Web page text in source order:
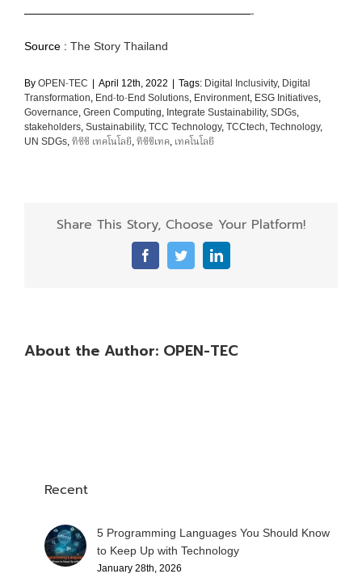
————————————————————-
Source : The Story Thailand
ByOPEN-TEC | April 12th, 2022 | Tags: Digital Inclusivity, Digital
Transformation, End-to-End Solutions, Environment, ESG Initiatives,
Governance,Green Computing, Integrate Sustainability,SDGs,
stakeholders,Sustainability,TCC Technology,TCCtech,Technology,
UN SDGs,ทีซีซี เทคโนโลยี,ทีซีซีเทค, เทคโนโลยี
Share This Story, Choose Your Platform!
FacebookTwitterLinkedIn
About the Author: OPEN-TEC
Recent
5 Programming Languages You Should Know
to Keep Up with Technology
January 28th, 2026